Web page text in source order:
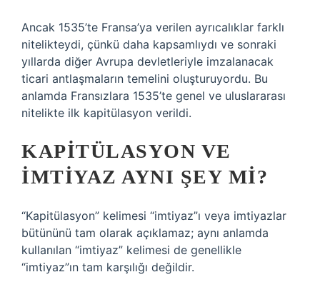
Ancak 1535’te Fransa’ya verilen ayrıcalıklar farklı
nitelikteydi, çünkü daha kapsamlıydı ve sonraki
yıllarda diğer Avrupa devletleriyle imzalanacak
ticari antlaşmaların temelini oluşturuyordu. Bu
anlamda Fransızlara 1535’te genel ve uluslararası
nitelikte ilk kapitülasyon verildi.
KAPITÜLASYON VE
IMTIYAZ AYNI ŞEY MI?
“Kapitülasyon” kelimesi “imtiyaz”ı veya imtiyazlar
bütününü tam olarak açıklamaz; aynı anlamda
kullanılan “imtiyaz” kelimesi de genellikle
“imtiyaz”ın tam karşılığı değildir.